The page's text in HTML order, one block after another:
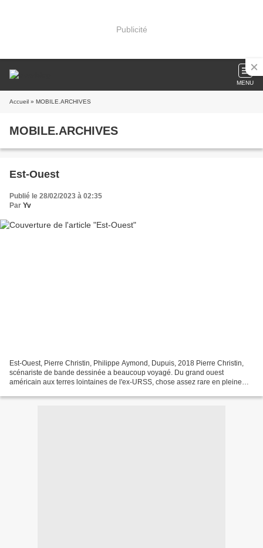
Publicité
MENU
Accueil » MOBILE.ARCHIVES
MOBILE.ARCHIVES
Est-Ouest
Publié le 28/02/2023 à 02:35
Par Yv
Est-Ouest, Pierre Christin, Philippe Aymond, Dupuis, 2018 Pierre Christin,
scénariste de bande dessinée a beaucoup voyagé. Du grand ouest
américain aux terres lointaines de l'ex-URSS, chose assez rare en pleine